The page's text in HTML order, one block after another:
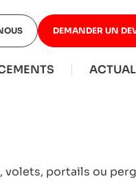
DEMANDER UN
portails ou